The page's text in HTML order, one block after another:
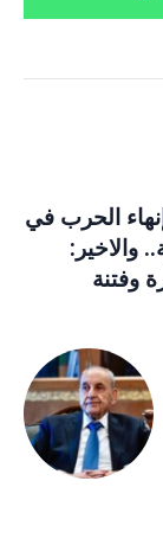
الحرب في
والاخير:
وفتنة